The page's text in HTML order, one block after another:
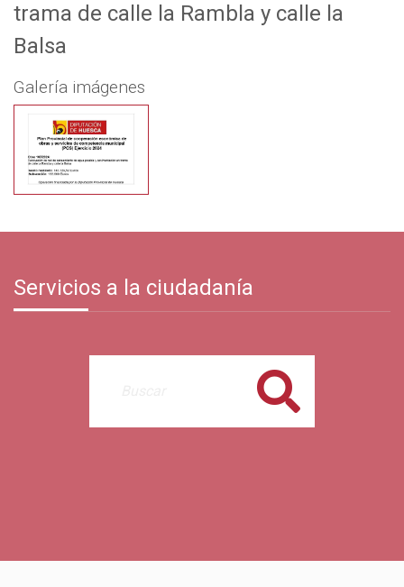
trama de calle la Rambla y calle la
Balsa
Galería imágenes
Servicios a la ciudadanía
Buscar